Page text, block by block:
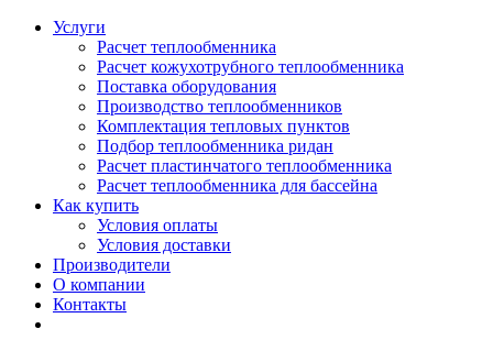
Услуги
Расчет теплообменника
Расчет кожухотрубного теплообменника
Поставка оборудования
Производство теплообменников
Комплектация тепловых пунктов
Подбор теплообменника ридан
Расчет пластинчатого теплообменника
Расчет теплообменника для бассейна
Как купить
Условия оплаты
Условия доставки
Производители
О компании
Контакты